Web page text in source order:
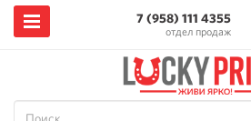
7 (958) 111 4355
отдел продаж